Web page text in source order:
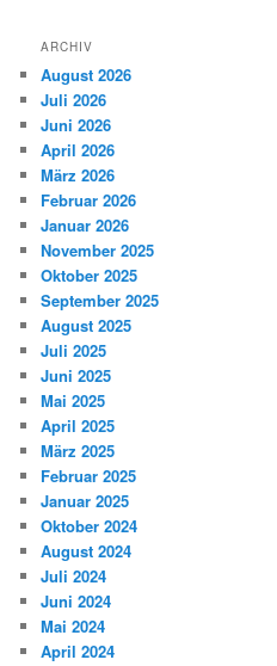
ARCHIV
August 2026
Juli 2026
Juni 2026
April 2026
März 2026
Februar 2026
Januar 2026
November 2025
Oktober 2025
September 2025
August 2025
Juli 2025
Juni 2025
Mai 2025
April 2025
März 2025
Februar 2025
Januar 2025
Oktober 2024
August 2024
Juli 2024
Juni 2024
Mai 2024
April 2024